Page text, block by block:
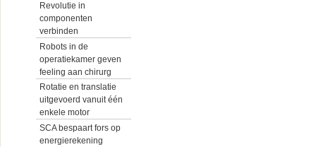
Revolutie in
componenten
verbinden
Robots in de
operatiekamer geven
feeling aan chirurg
Rotatie en translatie
uitgevoerd vanuit één
enkele motor
SCA bespaart fors op
energierekening